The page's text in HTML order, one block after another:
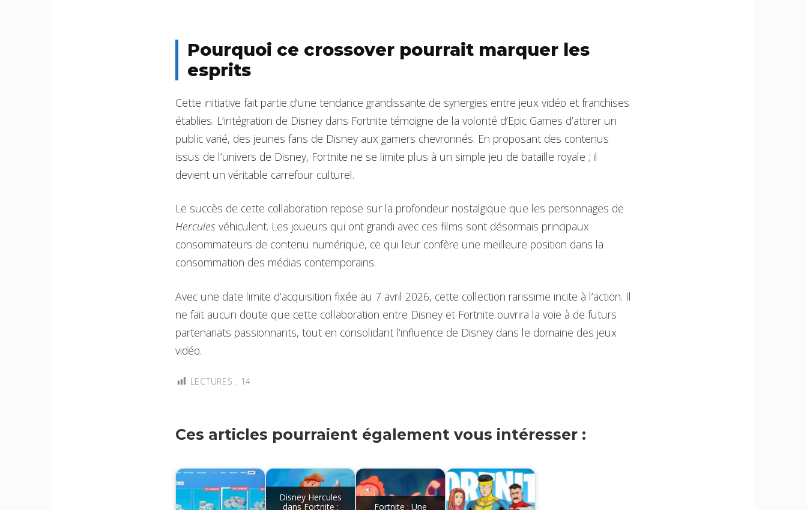
Pourquoi ce crossover pourrait marquer les
esprits
Cette initiative fait partie d’une tendance grandissante de synergies entre jeux vidéo et franchises
établies. L’intégration de Disney dans Fortnite témoigne de la volonté d’Epic Games d’attirer un
public varié, des jeunes fans de Disney aux gamers chevronnés. En proposant des contenus
issus de l’univers de Disney, Fortnite ne se limite plus à un simple jeu de bataille royale ; il
devient un véritable carrefour culturel.
Le succès de cette collaboration repose sur la profondeur nostalgique que les personnages de
Hercules véhiculent. Les joueurs qui ont grandi avec ces films sont désormais principaux
consommateurs de contenu numérique, ce qui leur confère une meilleure position dans la
consommation des médias contemporains.
Avec une date limite d’acquisition fixée au 7 avril 2026, cette collection rarissime incite à l’action. Il
ne fait aucun doute que cette collaboration entre Disney et Fortnite ouvrira la voie à de futurs
partenariats passionnants, tout en consolidant l’influence de Disney dans le domaine des jeux
vidéo.
LECTURES : 14
Ces articles pourraient également vous intéresser :
Disney Hercules
dans Fortnite :
Fortnite : Une